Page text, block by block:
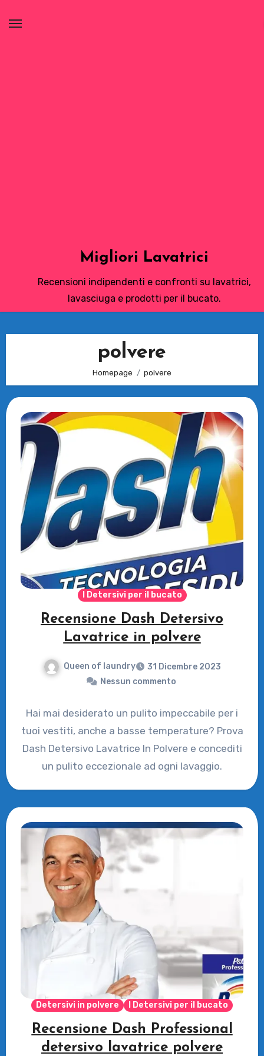
Migliori Lavatrici
Recensioni indipendenti e confronti su lavatrici,
lavasciuga e prodotti per il bucato.
polvere
Homepage polvere
I Detersivi per il bucato
Recensione Dash Detersivo
Lavatrice in polvere
Queen of laundry
31 Dicembre 2023
Nessun commento
Hai mai desiderato un pulito impeccabile per i
tuoi vestiti, anche a basse temperature? Prova
Dash Detersivo Lavatrice In Polvere e concediti
un pulito eccezionale ad ogni lavaggio.
Detersivi in polvere I Detersivi per il bucato
Recensione Dash Professional
detersivo lavatrice polvere